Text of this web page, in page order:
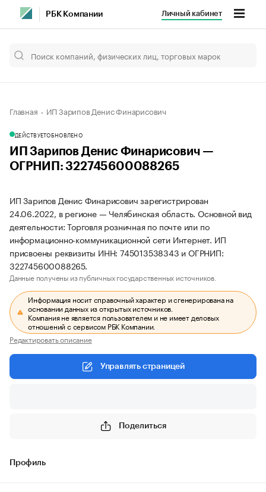
РБК Компании Личный кабинет
Главная ИП Зарипов Денис Финарисович
ДЕЙСТВУЕТОБНОВЛЕНО
ИП Зарипов Денис Финарисович —
ОГРНИП: 322745600088265
ИП Зарипов Денис Финарисович зарегистрирован
24.06.2022, в регионе — Челябинская область. Основной вид
деятельности: Торговля розничная по почте или по
информационно-коммуникационной сети Интернет. ИП
присвоены реквизиты ИНН: 745013538343 и ОГРНИП:
322745600088265.
Данные получены из публичных государственных источников.
Информация носит справочный характер и сгенерирована на
основании данных из открытых источников.
Компания не является пользователем и не имеет деловых
отношений с сервисом РБК Компании.
Редактировать описание
Управлять страницей
Поделиться
Профиль